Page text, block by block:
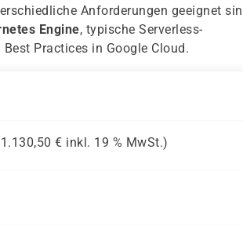
Anforderungen geeignet
Engine, typische Serverless-
Best Practices in Google Cloud.
1.130,50 € inkl. 19 % MwSt.)